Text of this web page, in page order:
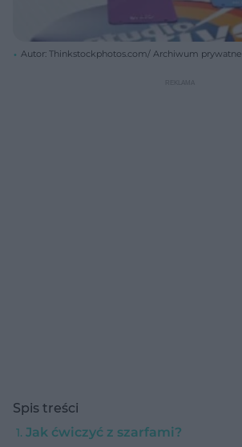
Autor: Thinkstockphotos.com/ Archiwum prywatne
Spis treści
Jak ćwiczyć z szarfami?